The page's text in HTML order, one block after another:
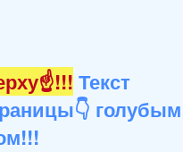
Текст
голубым